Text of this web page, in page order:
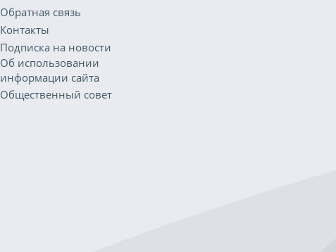
Обратная связь
Контакты
Подписка на новости
Об использовании
информации сайта
Общественный совет